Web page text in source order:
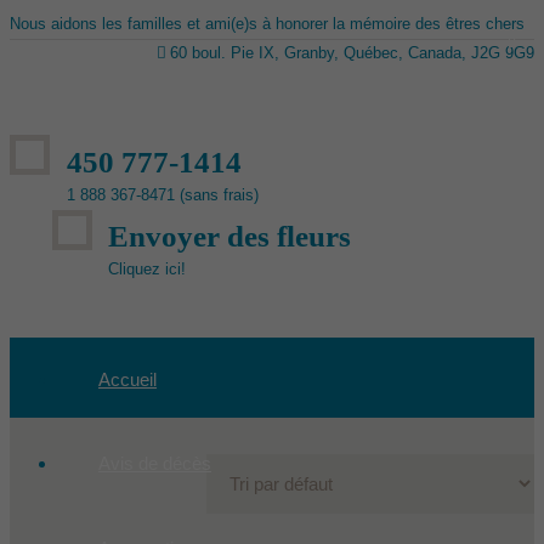
Nous aidons les familles et ami(e)s à honorer la mémoire des êtres chers
60 boul. Pie IX, Granby, Québec, Canada, J2G 9G9
450 777-1414
1 888 367-8471 (sans frais)
Envoyer des fleurs
Cliquez ici!
Accueil